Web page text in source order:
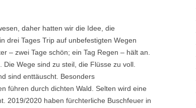
daher hatten wir die Idee, die
drei Tages Trip auf unbefestigten Wegen
– zwei Tage schön; ein Tag Regen – hält an.
Die Wege sind zu steil, die Flüsse zu voll.
sind enttäuscht. Besonders
führen durch dichten Wald. Selten wird eine
2019/2020 haben fürchterliche Buschfeuer in